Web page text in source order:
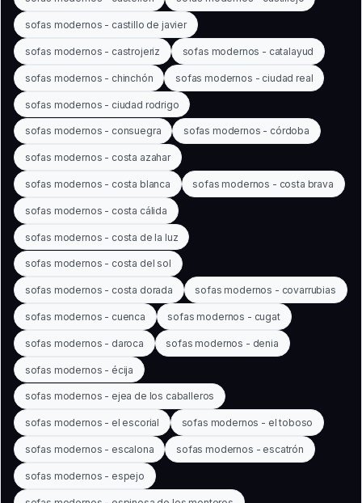
sofas modernos - castillo de javier
sofas modernos - castrojeriz sofas modernos - catalayud
sofas modernos - chinchón sofas modernos - ciudad real
sofas modernos - ciudad rodrigo
sofas modernos - consuegra sofas modernos - córdoba
sofas modernos - costa azahar
sofas modernos - costa blanca sofas modernos - costa brava
sofas modernos - costa cálida
sofas modernos - costa de la luz
sofas modernos - costa del sol
sofas modernos - costa dorada sofas modernos - covarrubias
sofas modernos - cuenca sofas modernos - cugat
sofas modernos - daroca sofas modernos - denia
sofas modernos - écija
sofas modernos - ejea de los caballeros
sofas modernos - el escorial sofas modernos - el toboso
sofas modernos - escalona sofas modernos - escatrón
sofas modernos - espejo